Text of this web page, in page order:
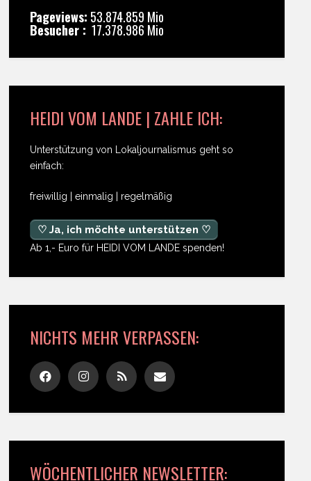
Pageviews: 53.874.859 Mio
Besucher : 17.378.986 Mio
HEIDI VOM LANDE | ZAHLE ICH:
Unterstützung von Lokaljournalismus geht so
einfach:
freiwillig | einmalig | regelmäßig
♡ Ja, ich möchte unterstützen ♡
Ab 1,- Euro für HEIDI VOM LANDE spenden!
NICHTS MEHR VERPASSEN:
WÖCHENTLICHER NEWSLETTER: